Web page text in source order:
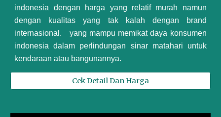
indonesia dengan harga yang relatif murah namun
dengan kualitas yang tak kalah dengan brand
internasional. yang mampu memikat daya konsumen
indonesia dalam perlindungan sinar matahari untuk
kendaraan atau bangunannya.
Cek Detail Dan Harga